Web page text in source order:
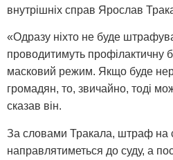
внутрішніх справ Ярослав
«Одразу ніхто не буде
проводитимуть профілактичну
масковий режим. Якщо буде
громадян, то, звичайно, тоді
сказав він.
За словами Тракала, штраф на
направлятиметься до суду, а